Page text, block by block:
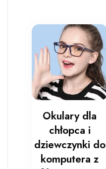
Okulary dla
chłopca i
dziewczynki do
komputera z